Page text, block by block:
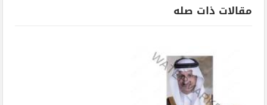
مقالات ذات صله